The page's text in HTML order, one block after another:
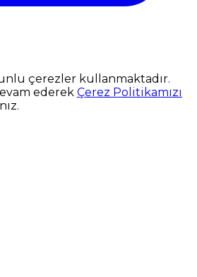
çerezler kullanmaktadır.
ederek Çerez Politikamızı